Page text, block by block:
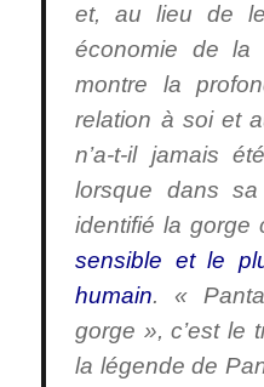
et, au lieu de
économie de
montre la
relation à soi et
n’a-t-il jamais
lorsque dans
identifié la gorge
sensible et le
humain. «
gorge », c’est le
la légende de